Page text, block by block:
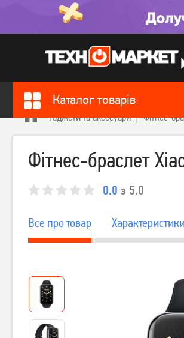
Каталог товарів
Гаджети та аксесуари Фітнес-
Фітнес-браслет
0.0 з 5.0
Все про товар